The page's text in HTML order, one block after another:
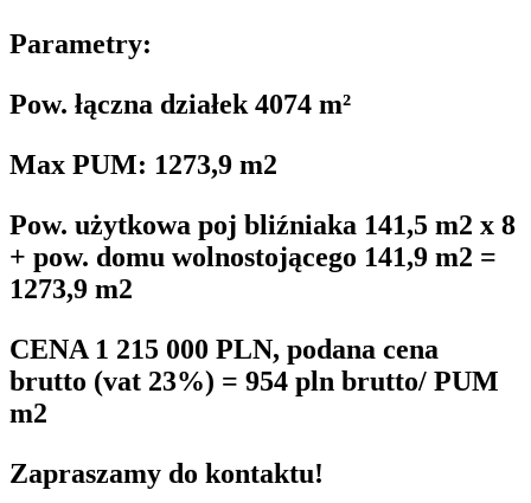
Parametry:
Pow. łączna działek 4074 m²
Max PUM: 1273,9 m2
Pow. użytkowa poj bliźniaka 141,5 m2 x 8
+ pow. domu wolnostojącego 141,9 m2 =
1273,9 m2
CENA 1 215 000 PLN, podana cena
brutto (vat 23%) = 954 pln brutto/ PUM
m2
Zapraszamy do kontaktu!